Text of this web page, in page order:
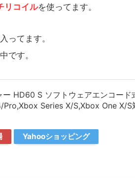
リコイルを使ってます。
ってます。
です。
HD60 S ソフトウェアエンコー
Series X/S,Xbox One X/S
Yahooショッピング